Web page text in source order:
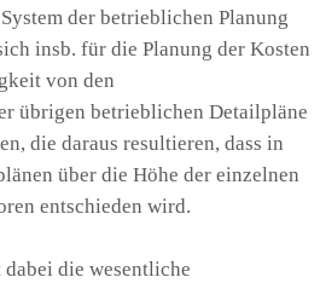
der betrieblichen Planung
insb. für die Planung der Kosten
von den
übrigen betrieblichen Detailpläne
die daraus resultieren, dass in
über die Höhe der einzelnen
entschieden wird.
die wesentliche